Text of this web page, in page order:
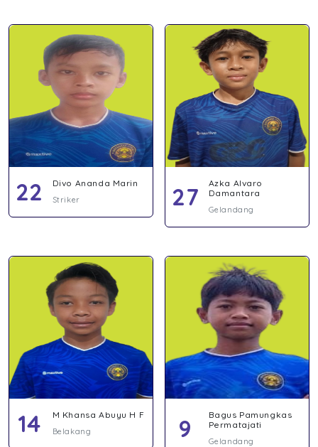
22 Divo Ananda Marin
Striker 27
Azka Alvaro
Damantara
Gelandang
14 M Khansa Abuyu H F
Belakang 9
Bagus Pamungkas
Permatajati
Gelandang